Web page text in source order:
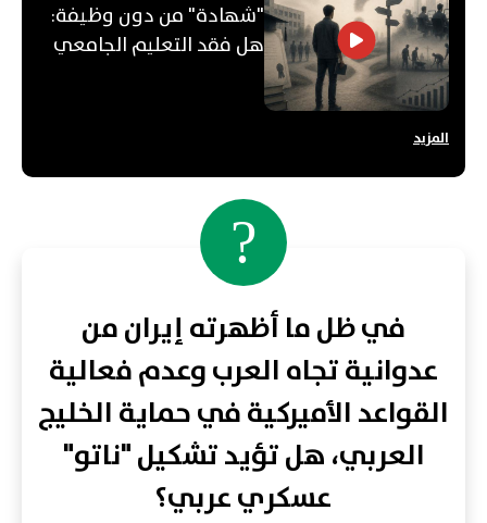
"شهادة" من دون وظيفة:
هل فقد التعليم الجامعي
المزيد
?
في ظل ما أظهرته إيران من
عدوانية تجاه العرب وعدم فعالية
القواعد الأميركية في حماية الخليج
العربي، هل تؤيد تشكيل "ناتو"
عسكري عربي؟